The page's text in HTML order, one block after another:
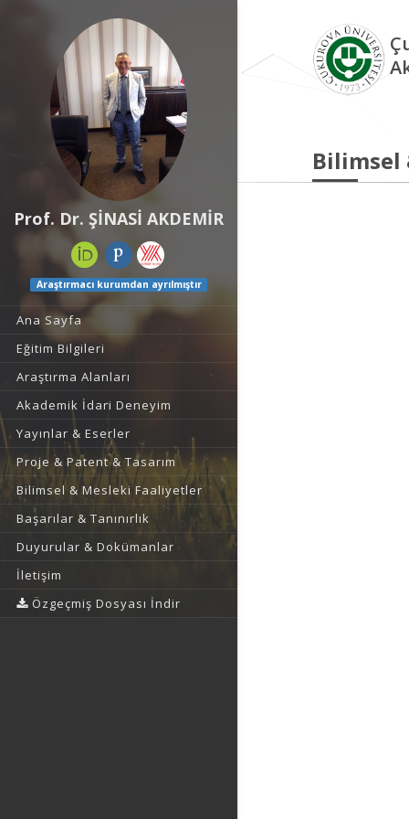
Prof. Dr. ŞİNASİ AKDEMİR
Araştırmacı kurumdan ayrılmıştır
Ana Sayfa
Eğitim Bilgileri
Araştırma Alanları
Akademik İdari Deneyim
Yayınlar & Eserler
Proje & Patent & Tasarım
Bilimsel & Mesleki Faaliyetler
Başarılar & Tanınırlık
Duyurular & Dokümanlar
İletişim
Özgeçmiş Dosyası İndir
Bilimsel